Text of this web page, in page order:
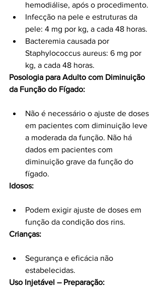
hemodiálise, após o procedimento.
Infecção na pele e estruturas da
pele: 4 mg por kg, a cada 48 horas.
Bacteremia causada por
Staphylococcus aureus: 6 mg por
kg, a cada 48 horas.
Posologia para Adulto com Diminuição
da Função do Fígado:
Não é necessário o ajuste de doses
em pacientes com diminuição leve
a moderada da função. Não há
dados em pacientes com
diminuição grave da função do
fígado.
Idosos:
Podem exigir ajuste de doses em
função da condição dos rins.
Crianças:
Segurança e eficácia não
estabelecidas.
Uso Injetável – Preparação: